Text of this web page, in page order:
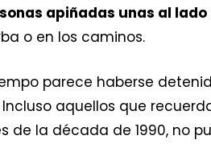
apiñadas unas al lado
o en los caminos.
parece haberse
Incluso aquellos que
de la década de 1990, no